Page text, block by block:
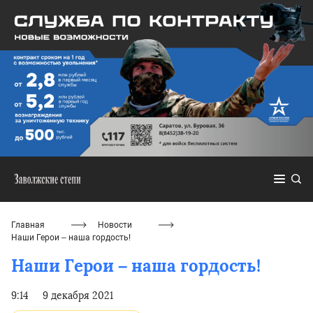
Главная
Новости
Наши Герои – наша гордость!
Наши Герои – наша гордость!
9:14 9 декабря 2021